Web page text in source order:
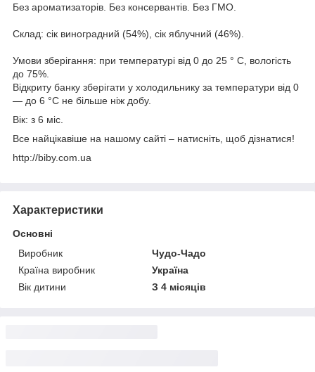
Без ароматизаторів. Без консервантів. Без ГМО.
Склад: сік виноградний (54%), сік яблучний (46%).
Умови зберігання: при температурі від 0 до 25 ° C, вологість
до 75%.
Відкриту банку зберігати у холодильнику за температури від 0
— до 6 °C не більше ніж добу.
Вік: з 6 міс.
Все найцікавіше на нашому сайті – натисніть, щоб дізнатися!
http://biby.com.ua
Характеристики
Основні
Виробник
Чудо-Чадо
Країна виробник
Україна
Вік дитини
З 4 місяців